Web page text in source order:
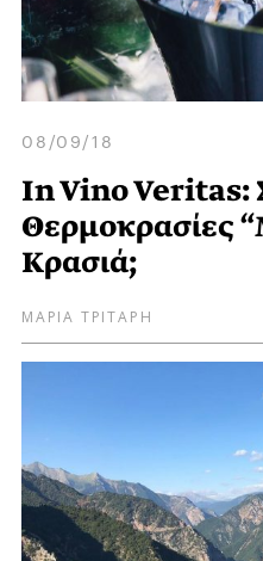
08/09/18
In Vino Veritas:
Θερμοκρασίες
Κρασιά;
ΜΑΡΙΑ ΤΡΙΤΑΡΗ